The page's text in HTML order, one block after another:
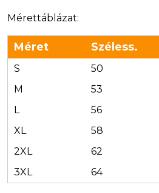
Mérettáblázat:
Méret Széless.
S 50
M
53
L
56
XL
58
2XL
62
3XL
64